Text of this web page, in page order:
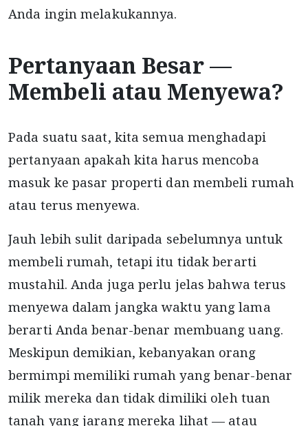
Anda ingin melakukannya.
Pertanyaan Besar —
Membeli atau Menyewa?
Pada suatu saat, kita semua menghadapi
pertanyaan apakah kita harus mencoba
masuk ke pasar properti dan membeli rumah
atau terus menyewa.
Jauh lebih sulit daripada sebelumnya untuk
membeli rumah, tetapi itu tidak berarti
mustahil. Anda juga perlu jelas bahwa terus
menyewa dalam jangka waktu yang lama
berarti Anda benar-benar membuang uang.
Meskipun demikian, kebanyakan orang
bermimpi memiliki rumah yang benar-benar
milik mereka dan tidak dimiliki oleh tuan
tanah yang jarang mereka lihat — atau